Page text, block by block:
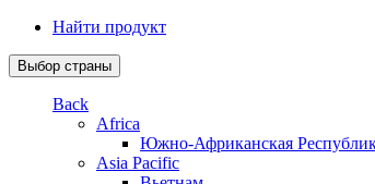
Найти продукт
Выбор страны
Back
Africa
Южно-Африканская
Asia Pacific